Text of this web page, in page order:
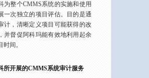
为整个CMMS系统的实施和使用
一次独立的项目评估。目的是通
计，清晰定义项目可能获得的改
并督促阿科玛能有效地利用起余
时间。
所开展的CMMS系统审计服务